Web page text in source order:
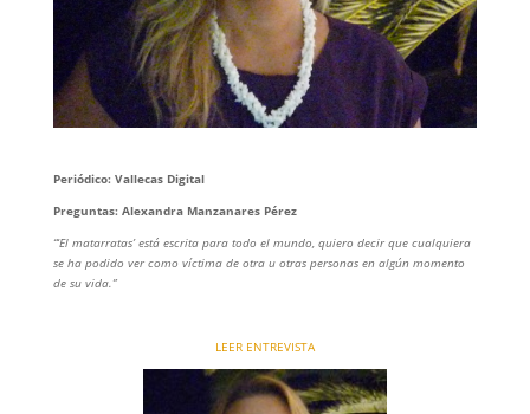
Periódico: Vallecas Digital
Preguntas: Alexandra Manzanares Pérez
“‘El matarratas’ está escrita para todo el mundo, quiero decir que cualquiera
se ha podido ver como víctima de otra u otras personas en algún momento
de su vida.”
LEER ENTREVISTA